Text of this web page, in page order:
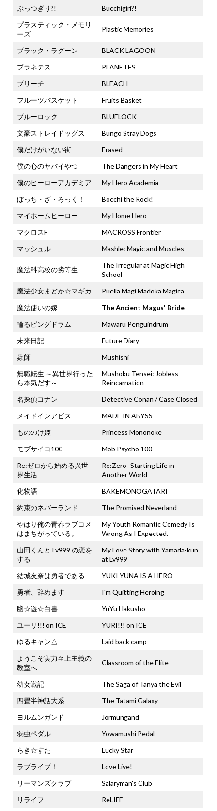
ぶっつぎり?!
Bucchigiri?!
プラスティック・メモリ
ーズ
Plastic Memories
ブラック・ラグーン
BLACK LAGOON
プラネテス
PLANETES
ブリーチ
BLEACH
フルーツバスケット
Fruits Basket
ブルーロック
BLUELOCK
文豪ストレイドッグス
Bungo Stray Dogs
僕だけがいない街
Erased
僕の心のヤバイやつ
The Dangers in My Heart
僕のヒーローアカデミア
My Hero Academia
ぼっち・ざ・ろっく！
Bocchi the Rock!
マイホームヒーロー
My Home Hero
マクロスF
MACROSS Frontier
マッシュル
Mashle: Magic and Muscles
魔法科高校の劣等生
The Irregular at Magic High
School
魔法少女まどか☆マギカ
Puella Magi Madoka Magica
魔法使いの嫁
The Ancient Magus' Bride
輪るピングドラム
Mawaru Penguindrum
未来日記
Future Diary
蟲師
Mushishi
無職転生 ～異世界行った
ら本気だす～
Mushoku Tensei: Jobless
Reincarnation
名探偵コナン
Detective Conan / Case Closed
メイドインアビス
MADE IN ABYSS
もののけ姫
Princess Mononoke
モブサイコ100
Mob Psycho 100
Re:ゼロから始める異世
界生活
Re:Zero -Starting Life in
Another World-
化物語
BAKEMONOGATARI
約束のネバーランド
The Promised Neverland
やはり俺の青春ラブコメ
はまちがっている。
My Youth Romantic Comedy Is
Wrong As I Expected.
山田くんと Lv999 の恋を
する
My Love Story with Yamada-kun
at Lv999
結城友奈は勇者である
YUKI YUNA IS A HERO
勇者、辞めます
I'm Quitting Heroing
幽☆遊☆白書
YuYu Hakusho
ユーリ!!! on ICE
YURI!!! on ICE
ゆるキャン△
Laid back camp
ようこそ実力至上主義の
教室へ
Classroom of the Elite
幼女戦記
The Saga of Tanya the Evil
四畳半神話大系
The Tatami Galaxy
ヨルムンガンド
Jormungand
弱虫ペダル
Yowamushi Pedal
らき☆すた
Lucky Star
ラブライブ！
Love Live!
リーマンズクラブ
Salaryman's Club
リライフ
ReLIFE